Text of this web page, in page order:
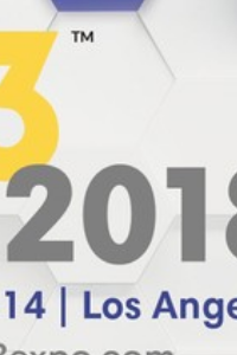
[PS5] PLAYSTATION 5